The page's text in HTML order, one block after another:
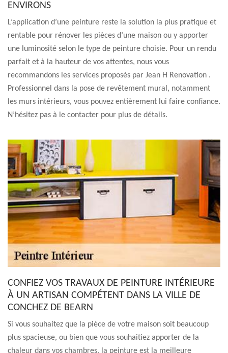
ENVIRONS
L’application d’une peinture reste la solution la plus pratique et
rentable pour rénover les pièces d’une maison ou y apporter
une luminosité selon le type de peinture choisie. Pour un rendu
parfait et à la hauteur de vos attentes, nous vous
recommandons les services proposés par Jean H Renovation .
Professionnel dans la pose de revêtement mural, notamment
les murs intérieurs, vous pouvez entièrement lui faire confiance.
N’hésitez pas à le contacter pour plus de détails.
CONFIEZ VOS TRAVAUX DE PEINTURE INTÉRIEURE
À UN ARTISAN COMPÉTENT DANS LA VILLE DE
CONCHEZ DE BEARN
Si vous souhaitez que la pièce de votre maison soit beaucoup
plus spacieuse, ou bien que vous souhaitiez apporter de la
chaleur dans vos chambres, la peinture est la meilleure